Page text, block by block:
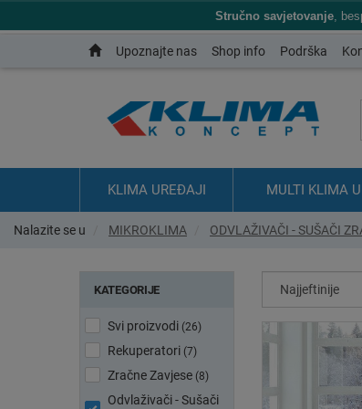
Stručno savjetovanje,
Upoznajte nas Shop info Podrška
KLIMA UREĐAJI MULTI KLIMA
Nalazite se u MIKROKLIMA ODVLAŽIVAČI - SUŠAČI
KATEGORIJE
Svi proizvodi (26)
Rekuperatori (7)
Zračne Zavjese (8)
Odvlaživači - Sušači